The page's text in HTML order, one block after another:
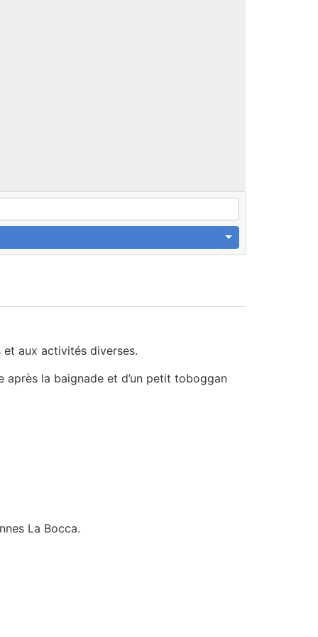
et aux activités diverses.
après la baignade et d’un petit toboggan
La Bocca.